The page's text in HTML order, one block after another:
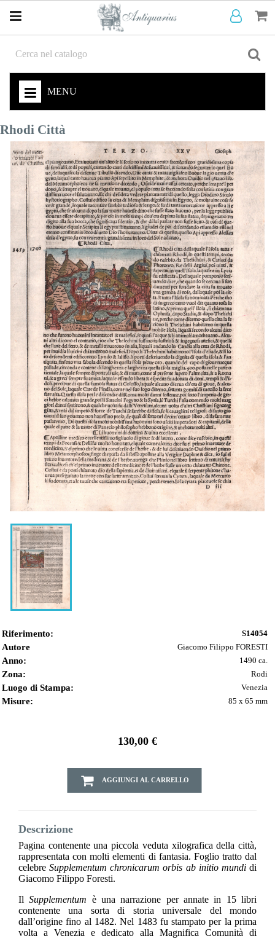
MENU
Rhodi Città
Riferimento: S14054
Autore Giacomo Filippo FORESTI
Anno: 1490 ca.
Zona: Rodi
Luogo di Stampa: Venezia
Misure: 85 x 65 mm
130,00 €
AGGIUNGI AL CARRELLO
Descrizione
Pagina contenente una piccola veduta xilografica della città,
rappresentata con molti elementi di fantasia. Foglio tratto dal
celebreSupplementum chronicarum orbis ab initio mundidi
Giacomo Filippo Foresti.
IlSupplementum è una narrazione per annate in 15 libri
contenente una sorta di storia universale del mondo
dall’origine fino al 1482. Nel 1483 fu stampato per la prima
volta a Venezia e dedicato alla Magnifica Comunità di